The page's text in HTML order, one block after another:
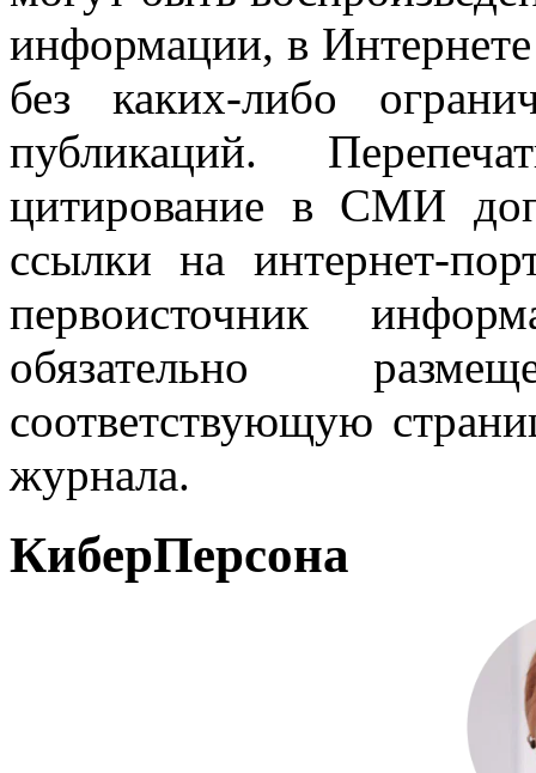
информации, в
без каких-либо
публикаций.
цитирование в СМИ
ссылки на интернет-
первоисточник
обязательно
соответствующую
журнала.
КиберПерсона